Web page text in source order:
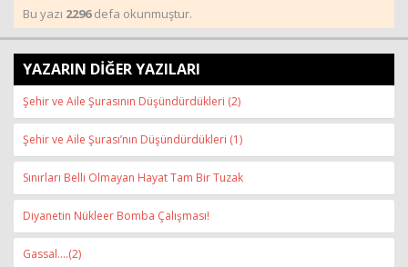
Bu yazı 2296defa okunmuştur.
YAZARIN DİĞER YAZILARI
Şehir ve Aile Şurasının Düşündürdükleri (2)
Şehir ve Aile Şurası’nın Düşündürdükleri (1)
Sınırları Belli Olmayan Hayat Tam Bir Tuzak
Diyanetin Nükleer Bomba Çalışması!
Gassal….(2)